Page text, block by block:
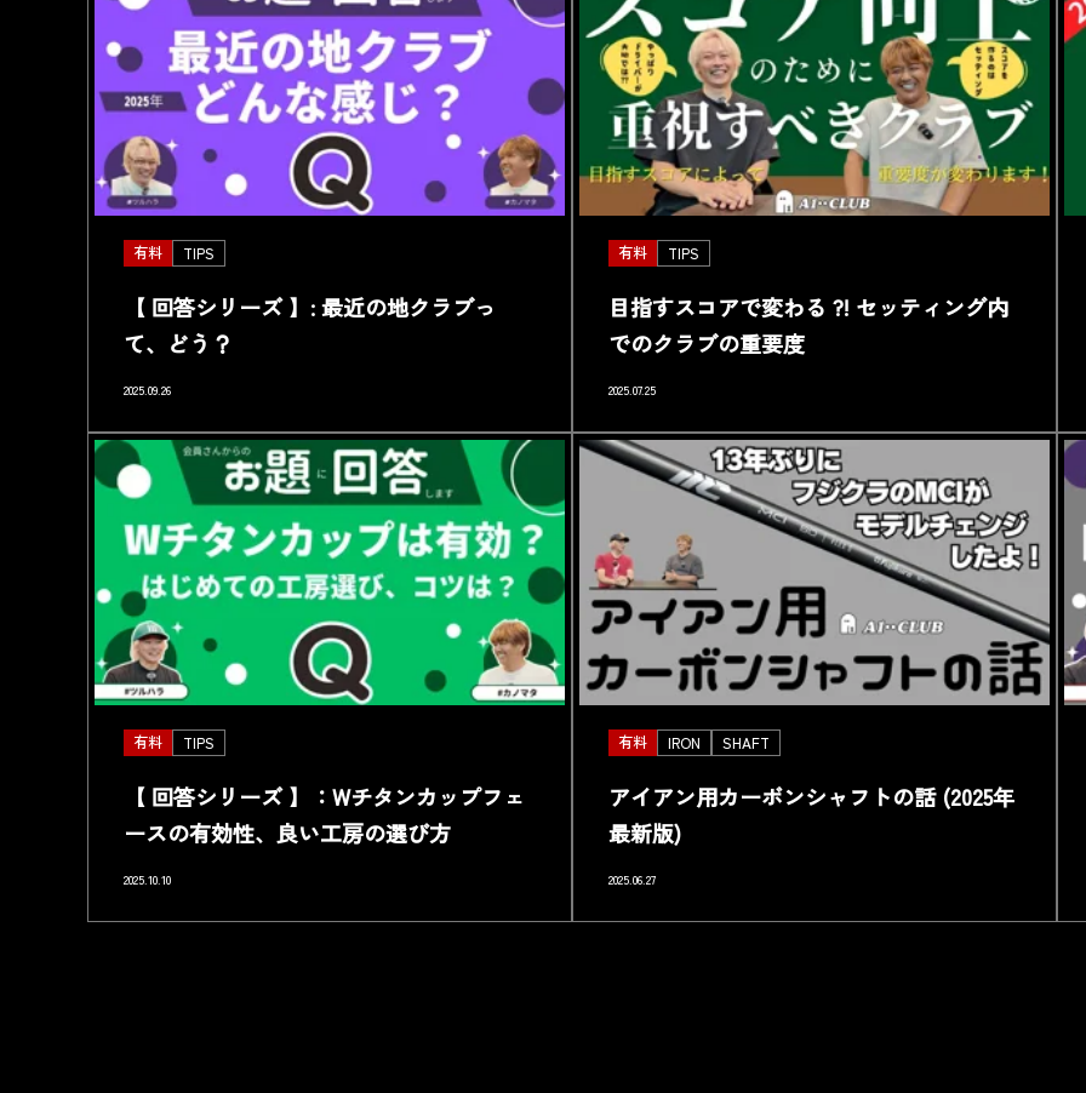
有料 TIPS
【 回答シリーズ 】: 最近の地クラブっ
て、どう？
2025.09.26
有料 TIPS
目指すスコアで変わる ?! セッティング内
でのクラブの重要度
2025.07.25
有料 TIPS
【 回答シリーズ 】：Wチタンカップフェ
ースの有効性、良い工房の選び方
2025.10.10
有料 IRON SHAFT
アイアン用カーボンシャフトの話 (2025年
最新版)
2025.06.27